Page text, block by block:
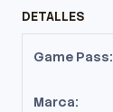
DETALLES
Game Pass:
Marca: